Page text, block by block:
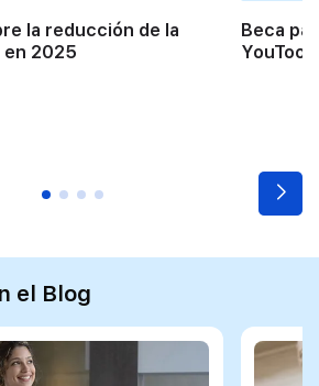
la reducción de la
en 2025
Beca
el Blog